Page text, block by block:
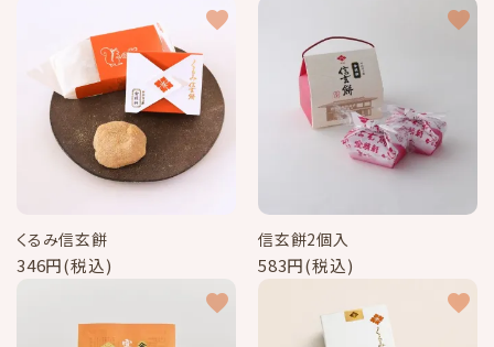
くるみ信玄餅
346円(税込)
favorite
信玄餅2個入
583円(税込)
favorite
favorite favorite